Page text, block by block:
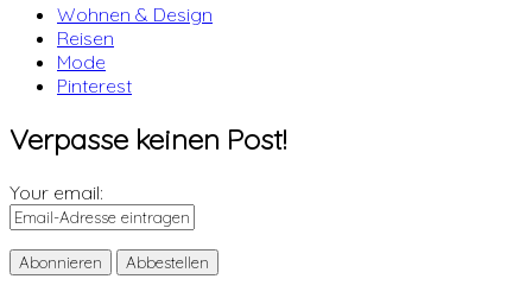
Wohnen & Design
Reisen
Mode
Pinterest
Verpasse keinen Post!
Your email: